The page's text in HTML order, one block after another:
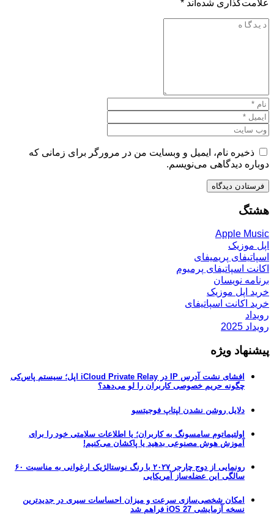
علامت‌گذاری شده‌اند *
ذخیره نام، ایمیل و وبسایت من در مرورگر برای زمانی که
دوباره دیدگاهی می‌نویسم.
هشتگ
Apple Music
اپل موزیک
اسپاتیفای پریمیفای
اکانت اسپاتیفای پرمیوم
برنامه نویسان
خرید اپل موزیک
خرید اکانت اسپاتیفای
رویداد
رویداد 2025
پیشنهاد ویژه
افشای نشت آدرس IP در iCloud Private Relay اپل؛ سیستم پاس‌کی
چگونه حریم خصوصی کاربران را لو می‌دهد؟
دلایل روشن نشدن لپتاپ فوجیتسو
اولتیماتوم سامسونگ به کاربران؛ یا اطلاعات سلامتی خود را برای
آموزش هوش مصنوعی بدهید یا پاکشان می‌کنیم!
رونمایی از دوج چارجر ۲۰۲۷ با رنگ نوستالژیک ارغوانی به مناسبت ۶۰
سالگی این عضله‌ساز آمریکایی
امکان شخصی‌سازی سرعت و میزان احساسات سیری در جدیدترین
نسخه آزمایشی iOS 27 فراهم شد